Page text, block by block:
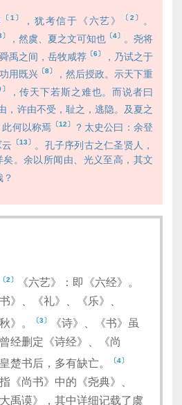
〔1〕 ，犹考信于《六艺》 〔2〕
。
〕 ，然虞、夏之文可知也 〔4〕
。尧将
禹之间，岳牧咸荐 〔6〕
，乃试之于
功用既兴 〔8〕
，然后授政。示天下重
，传天下若斯之难也。而说者曰
，许由不受，耻之，逃隐。及夏之
何以称焉 〔12〕
？太史公曰：余登
〔13〕
。孔子序列古之仁圣贤人，
。余以所闻由、光义至高，其文
？
〔2〕
《六艺》：即《六经》。
》、《礼》、《乐》、
》。
〔3〕
《诗》、《书》虽
经删定《诗经》、《尚
楚书后，多有缺亡。
〔4〕
《尚书》中的《尧典》、
禹谟》，其中详细记载了虞